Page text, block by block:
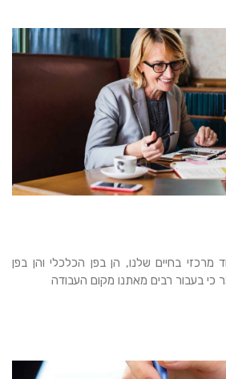
בחיים שלנו, הן בפן הכלכלי והן בפן
כי בעבור רבים מאתנו מקום העבודה